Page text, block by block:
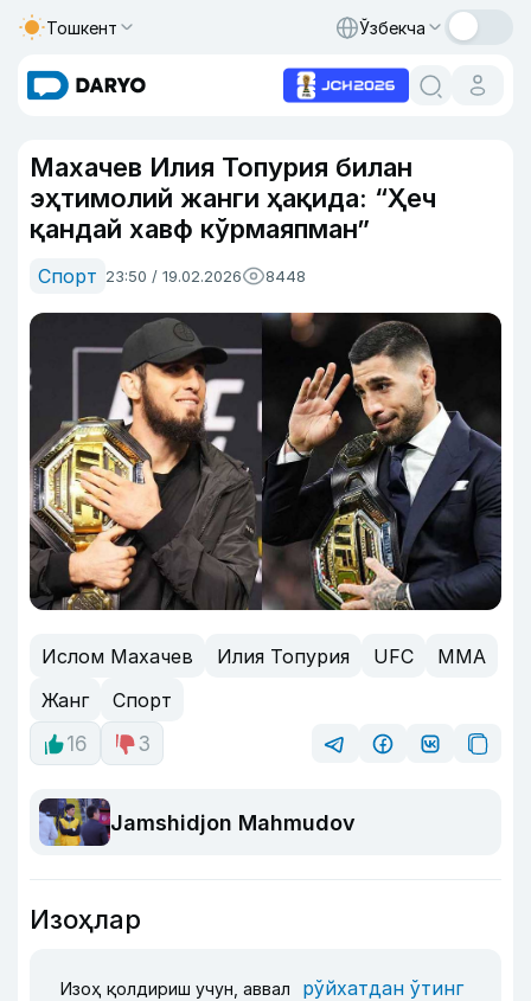
Тошкент Ўзбекча
Махачев Илия Топурия билан
эҳтимолий жанги ҳақида: “Ҳеч
қандай хавф кўрмаяпман”
Спорт 23:50 / 19.02.2026 8448
Ислом Махачев Илия Топурия UFC
MMA
Жанг
Спорт
16
3
Jamshidjon Mahmudov
Изоҳлар
Изоҳ қолдириш учун, аввал рўйхатдан ўтинг